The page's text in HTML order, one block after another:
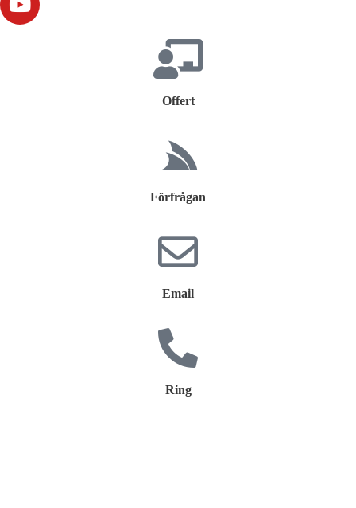
Offert
Förfrågan
Email
Ring